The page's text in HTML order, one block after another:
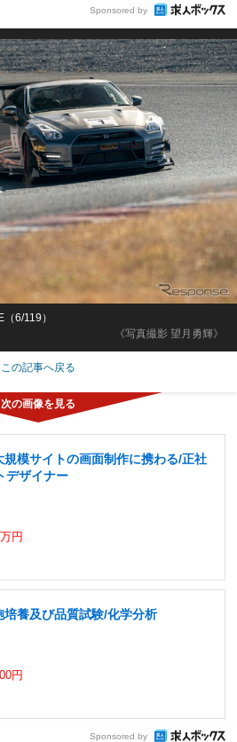
Sponsored by
《写真撮影 望月勇輝》
6/119）
この記事へ戻る
規模サイトの画面制作に携わる/正社
デザイナー
円
培養及び品質試験/化学分析
円
Sponsored by